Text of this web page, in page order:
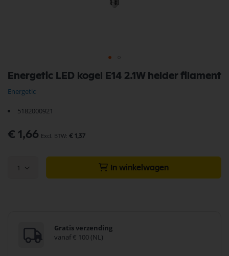
Energetic LED kogel E14 2.1W helder filament
Energetic
5182000921
€ 1,66 € 1,37
1 In winkelwagen
Gratis verzending
vanaf € 100 (NL)
naar
het
begin
de
gallerij